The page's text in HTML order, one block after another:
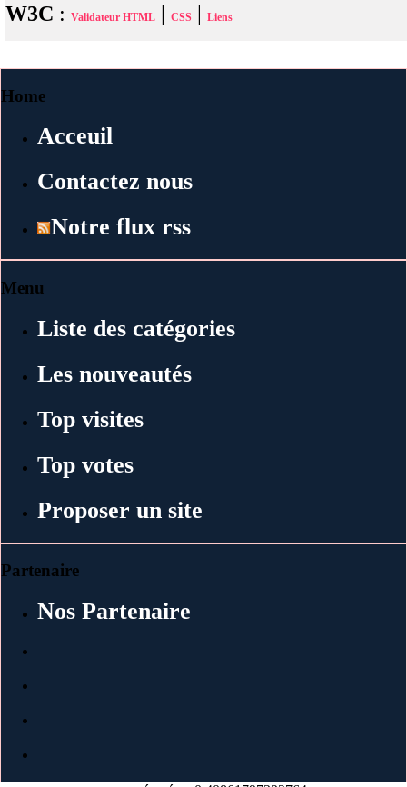
W3C : Validateur HTML | CSS | Liens
Home
Acceuil
Contactez nous
Notre flux rss
Menu
Liste des catégories
Les nouveautés
Top visites
Top votes
Proposer un site
Partenaire
Nos Partenaire